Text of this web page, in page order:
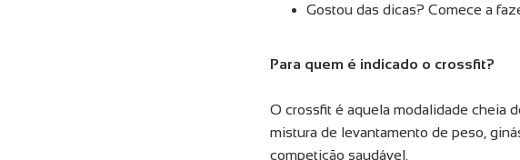
Gostou das dicas? Comece a
Para quem é indicado o crossfit?
O crossfit é aquela modalidade cheia
mistura de levantamento de peso,
competição saudável.